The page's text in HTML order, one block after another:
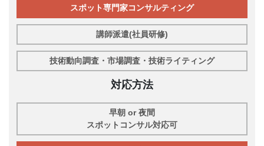
スポット専門家コンサルティング
講師派遣(社員研修)
技術動向調査・市場調査・技術ライティング
対応方法
早朝 or 夜間
スポットコンサル対応可